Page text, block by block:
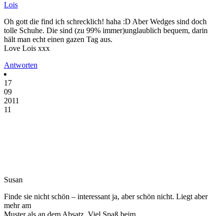
Lois
Oh gott die find ich schrecklich! haha :D Aber Wedges sind doch
tolle Schuhe. Die sind (zu 99% immer)unglaublich bequem, darin
hält man echt einen gazen Tag aus.
Love Lois xxx
Antworten
17
09
2011
11
Susan
Finde sie nicht schön – interessant ja, aber schön nicht. Liegt aber
mehr am